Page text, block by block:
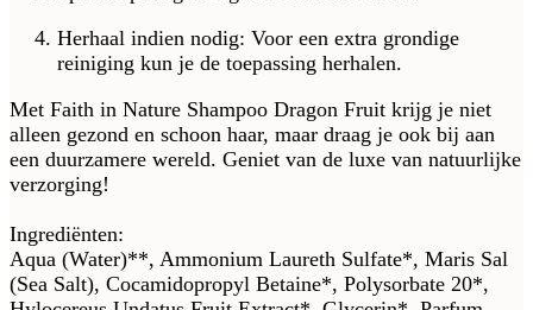
Herhaal indien nodig: Voor een extra grondige
reiniging kun je de toepassing herhalen.
Met Faith in Nature Shampoo Dragon Fruit krijg je niet
alleen gezond en schoon haar, maar draag je ook bij aan
een duurzamere wereld. Geniet van de luxe van natuurlijke
verzorging!
Ingrediënten:
Aqua (Water)**, Ammonium Laureth Sulfate*, Maris Sal
(Sea Salt), Cocamidopropyl Betaine*, Polysorbate 20*,